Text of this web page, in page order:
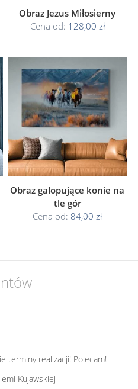
Obraz Jezus Miłosierny
Cena od: 128,00 zł
Obraz galopujące konie na
tle gór
Cena od: 84,00 zł
terminy realizacji! Polecam!
Kujawskiej